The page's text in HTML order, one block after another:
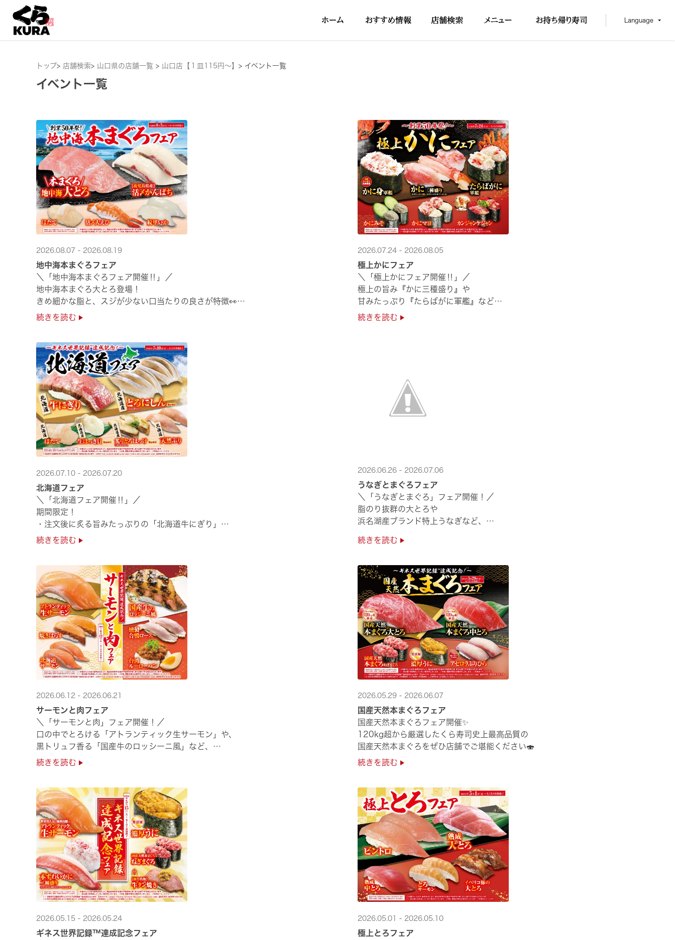
Language
トップ> 店舗検索> 山口県の店舗一覧 > 山口店【１皿115円～】 > イベント一覧
イベント一覧
2026.08.07 - 2026.08.19
地中海本まぐろフェア
＼「地中海本まぐろフェア開催‼」／
地中海本まぐろ大とろ登場！
きめ細かな脂と、スジが少ない口当たりの良さが特徴👀
さらに、鹿児島で育った高級魚【鹿児島県産活〆かんぱち】など
続きを読む
2026.07.24 - 2026.08.05
極上かにフェア
＼「極上かにフェア開催‼」／
極上の旨み『かに三種盛り』や
甘みたっぷり『たらばがに軍艦』など
絶品のかにを味わいつくせる！🦀
続きを読む
2026.07.10 - 2026.07.20
北海道フェア
＼「北海道フェア開催‼」／
期間限定！
・注文後に炙る旨みたっぷりの「北海道牛にぎり」
・濃厚な甘みの「北海道ほたて」
続きを読む
2026.06.26 - 2026.07.06
うなぎとまぐろフェア
＼「うなぎとまぐろ」フェア開催！／
脂のり抜群の大とろや
浜名湖産ブランド特上うなぎなど、
ぜひ店舗でご堪能ください🍣
続きを読む
2026.06.12 - 2026.06.21
サーモンと肉フェア
＼「サーモンと肉」フェア開催！／
口の中でとろける「アトランティック生サーモン」や、
黒トリュフ香る「国産牛のロッシーニ風」など、
圧倒的な贅沢感をぜひ店舗でご堪能ください🍣
続きを読む
2026.05.29 - 2026.06.07
国産天然本まぐろフェア
国産天然本まぐろフェア開催✨
120kg超から厳選したくら寿司史上最高品質の
国産天然本まぐろをぜひ店舗でご堪能ください🍣
続きを読む
2026.05.15 - 2026.05.24
ギネス世界記録™達成記念フェア
2026.05.01 - 2026.05.10
極上とろフェア